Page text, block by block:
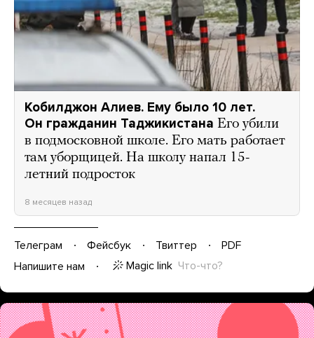
Кобилджон Алиев. Ему было 10 лет.
Он гражданин Таджикистана Его убили
в подмосковной школе. Его мать работает
там уборщицей. На школу напал 15-
летний подросток
8 месяцев назад
Телеграм Фейсбук Твиттер
PDF
Напишите нам
Magic link Что-что?